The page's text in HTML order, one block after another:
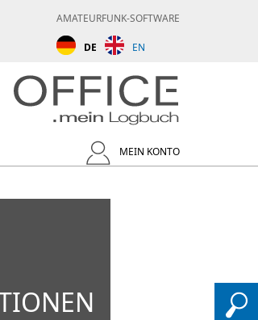
AMATEURFUNK-SOFTWARE
DE EN
MEIN KONTO